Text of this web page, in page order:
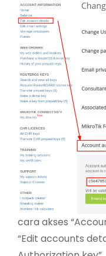
cara akses
“Edit accounts